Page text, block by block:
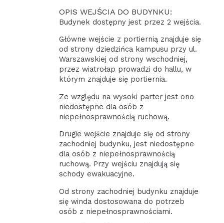
OPIS WEJŚCIA DO BUDYNKU:
Budynek dostępny jest przez 2 wejścia.
Główne wejście z portiernią znajduje się
od strony dziedzińca kampusu przy ul.
Warszawskiej od strony wschodniej,
przez wiatrołap prowadzi do hallu, w
którym znajduje się portiernia.
Ze względu na wysoki parter jest ono
niedostępne dla osób z
niepełnosprawnością ruchową.
Drugie wejście znajduje się od strony
zachodniej budynku, jest niedostępne
dla osób z niepełnosprawnością
ruchową. Przy wejściu znajdują się
schody ewakuacyjne.
Od strony zachodniej budynku znajduje
się winda dostosowana do potrzeb
osób z niepełnosprawnościami.